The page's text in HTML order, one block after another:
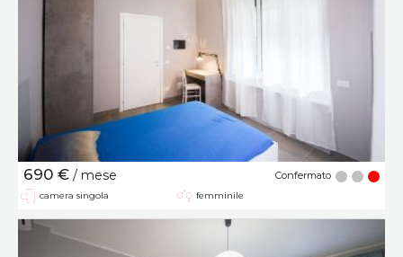
690 € / mese Confermato
camera singola femminile